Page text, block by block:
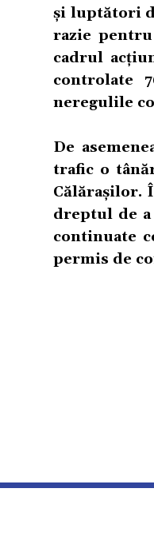
și luptători
razie
cadrul
controlate
neregulile
De
trafic o
Călărașilor.
dreptul de a
continuate
permis de